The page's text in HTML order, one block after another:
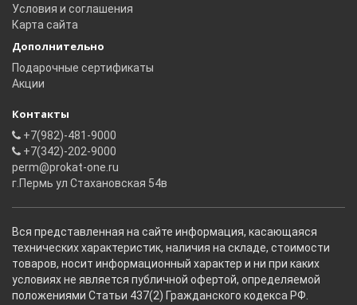
Условия и соглашения
Карта сайта
Дополнительно
Подарочные сертификаты
Акции
Контакты
+7(982)-481-9000
+7(342)-202-9000
perm@prokat-one.ru
г.Пермь ул Стахановская 54в
Вся представленная на сайте информация, касающаяся
технических характеристик, наличия на складе, стоимости
товаров, носит информационный характер и ни при каких
условиях не является публичной офертой, определяемой
положениями Статьи 437(2) Гражданского кодекса РФ.